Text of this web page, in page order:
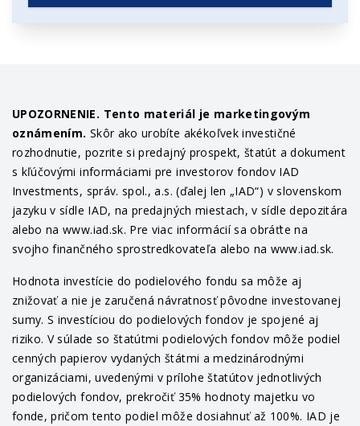
UPOZORNENIE. Tento materiál je marketingovým
oznámením. Skôr ako urobíte akékoľvek investičné
rozhodnutie, pozrite si predajný prospekt, štatút a dokument
s kľúčovými informáciami pre investorov fondov IAD
Investments, správ. spol., a.s. (ďalej len „IAD“) v slovenskom
jazyku v sídle IAD, na predajných miestach, v sídle depozitára
alebo na www.iad.sk. Pre viac informácií sa obráťte na
svojho finančného sprostredkovateľa alebo na www.iad.sk.
Hodnota investície do podielového fondu sa môže aj
znižovať a nie je zaručená návratnosť pôvodne investovanej
sumy. S investíciou do podielových fondov je spojené aj
riziko. V súlade so štatútmi podielových fondov môže podiel
cenných papierov vydaných štátmi a medzinárodnými
organizáciami, uvedenými v prílohe štatútov jednotlivých
podielových fondov, prekročiť 35% hodnoty majetku vo
fonde, pričom tento podiel môže dosiahnuť až 100%. IAD je